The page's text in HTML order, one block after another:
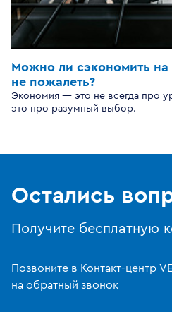
Можно ли сэкономить на
не пожалеть?
Экономия — это не всегда про
это про разумный выбор.
Остались
Получите бесплатную
Позвоните в Контакт-центр
на обратный звонок